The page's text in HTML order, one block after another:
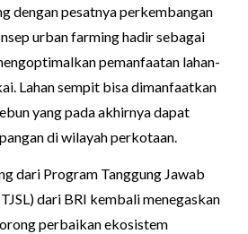
dengan pesatnya perkembangan
urban farming hadir sebagai
pemanfaatan lahan-
Lahan sempit bisa dimanfaatkan
yang pada akhirnya dapat
di wilayah perkotaan.
dari Program Tanggung Jawab
dari BRI kembali menegaskan
perbaikan ekosistem